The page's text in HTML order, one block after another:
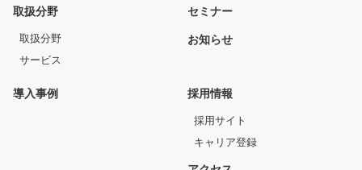
取扱分野
取扱分野
サービス
セミナー
お知らせ
導入事例 採用情報
採用サイト
キャリア登録